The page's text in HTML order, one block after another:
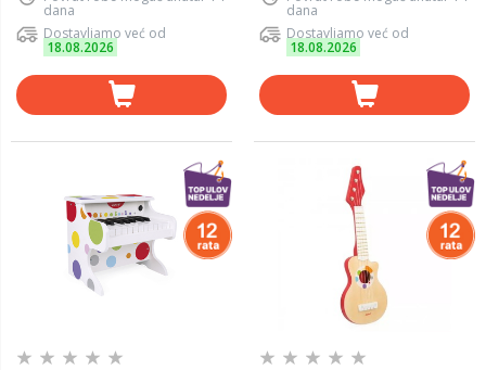
dana
Dostavljamo već od
18.08.2026
dana
Dostavljamo već od
18.08.2026